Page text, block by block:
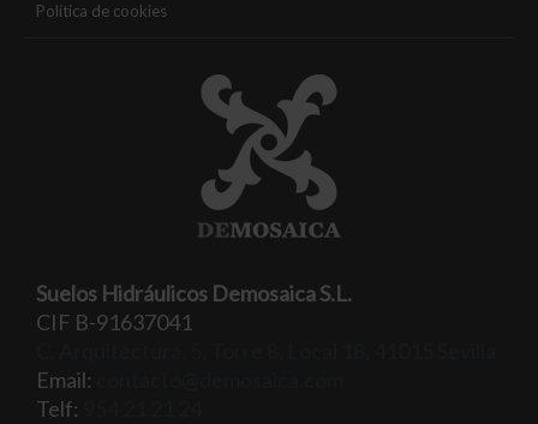
Política de cookies
Suelos Hidráulicos Demosaica S.L.
CIF B-91637041
Email:
Telf: